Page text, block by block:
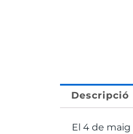
Descripció
El 4 de